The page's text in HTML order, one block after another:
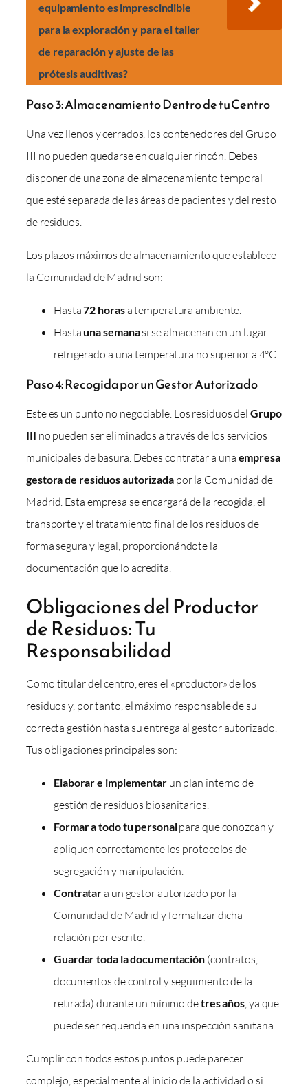
equipamiento es imprescindible
para la exploración y para el taller
de reparación y ajuste de las
prótesis auditivas?
Paso 3: Almacenamiento Dentro de tu Centro
Una vez llenos y cerrados, los contenedores del Grupo
III no pueden quedarse en cualquier rincón. Debes
disponer de una zona de almacenamiento temporal
que esté separada de las áreas de pacientes y del resto
de residuos.
Los plazos máximos de almacenamiento que establece
la Comunidad de Madrid son:
Hasta72 horasa temperatura ambiente.
Hastauna semanasi se almacenan en un lugar
refrigerado a una temperatura no superior a 4ºC.
Paso 4: Recogida por un Gestor Autorizado
Este es un punto no negociable. Los residuos delGrupo
III no pueden ser eliminados a través de los servicios
municipales de basura. Debes contratar a una empresa
gestora de residuos autorizada por la Comunidad de
Madrid. Esta empresa se encargará de la recogida, el
transporte y el tratamiento final de los residuos de
forma segura y legal, proporcionándote la
documentación que lo acredita.
Obligaciones del Productor
de Residuos: Tu
Responsabilidad
Como titular del centro, eres el «productor» de los
residuos y, por tanto, el máximo responsable de su
correcta gestión hasta su entrega al gestor autorizado.
Tus obligaciones principales son:
Elaborar e implementarun plan interno de
gestión de residuos biosanitarios.
Formar a todo tu personalpara que conozcan y
apliquen correctamente los protocolos de
segregación y manipulación.
Contratara un gestor autorizado por la
Comunidad de Madrid y formalizar dicha
relación por escrito.
Guardar toda la documentación (contratos,
documentos de control y seguimiento de la
retirada) durante un mínimo detres años, ya que
puede ser requerida en una inspección sanitaria.
Cumplir con todos estos puntos puede parecer
complejo, especialmente al inicio de la actividad o si